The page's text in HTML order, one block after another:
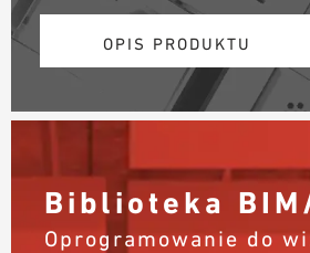
OPIS PRODUKTU
Biblioteka
Oprogramowanie do